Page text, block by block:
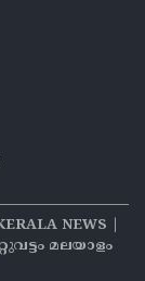
NEWS |
മലയാളം